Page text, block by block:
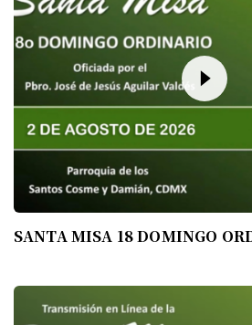
SANTA MISA 18 DOMINGO